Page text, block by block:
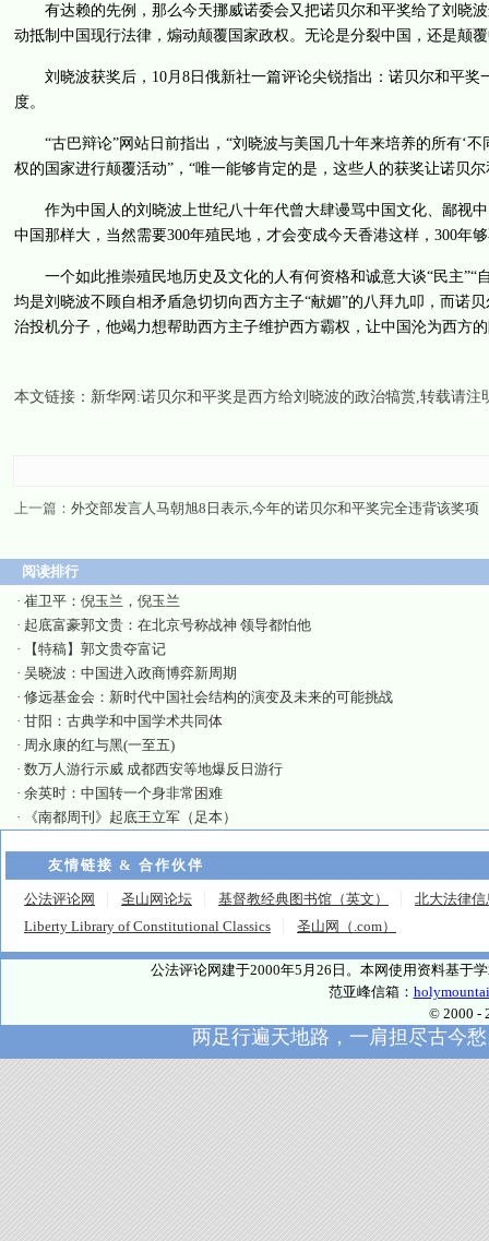
有达赖的先例，那么今天挪威诺委会又把诺贝尔和平奖给了刘晓波
动抵制中国现行法律，煽动颠覆国家政权。无论是分裂中国，还是颠
刘晓波获奖后，10月8日俄新社一篇评论尖锐指出：诺贝尔和平奖
度。
“古巴辩论”网站日前指出，“刘晓波与美国几十年来培养的所有‘不
权的国家进行颠覆活动”，“唯一能够肯定的是，这些人的获奖让诺贝
作为中国人的刘晓波上世纪八十年代曾大肆谩骂中国文化、鄙视中
中国那样大，当然需要300年殖民地，才会变成今天香港这样，300年
一个如此推崇殖民地历史及文化的人有何资格和诚意大谈“民主”“
均是刘晓波不顾自相矛盾急切切向西方主子“献媚”的八拜九叩，而诺
治投机分子，他竭力想帮助西方主子维护西方霸权，让中国沦为西方
本文链接： 新华网:诺贝尔和平奖是西方给刘晓波的政治犒赏,转载请注
上一篇： 外交部发言人马朝旭8日表示,今年的诺贝尔和平奖完全违背该奖项
阅读排行
· 崔卫平：倪玉兰，倪玉兰
· 起底富豪郭文贵：在北京号称战神 领导都怕他
·
【特稿】郭文贵夺富记
· 吴晓波：中国进入政商博弈新周期
· 修远基金会：新时代中国社会结构的演变及未来的可能挑战
· 甘阳：古典学和中国学术共同体
· 周永康的红与黑(一至五)
· 数万人游行示威 成都西安等地爆反日游行
· 余英时：中国转一个身非常困难
·
《南都周刊》起底王立军（足本）
友情链接 & 合作伙伴
公法评论网 圣山网论坛 基督教经典图书馆（英文）
北大法律信
Liberty Library of Constitutional Classics
圣山网（.com）
公法评论网建于2000年5月26日。本网使用资料基于
范亚峰信箱：
© 2000 -
两足行遍天地路，一肩担尽古今